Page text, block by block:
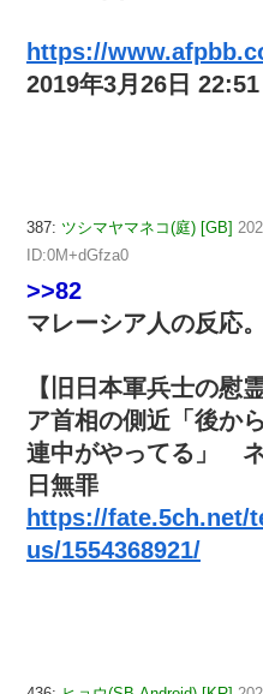
https://
2019年3月26日 22:51
387: ツシマヤマネコ(庭) [GB]
ID:0M+dGfza0
>>82
マレーシア人の反応。
【旧日本軍兵士の慰
ア首相の側近「後か
連中がやってる」
日無罪
https://fate.5ch.net/
us/1554368921/